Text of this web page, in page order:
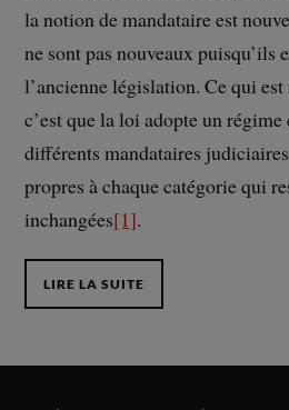
la notion de mandataire est
ne sont pas nouveaux puisqu’ils
l’ancienne législation. Ce qui
c’est que la loi adopte un
différents mandataires
propres à chaque catégorie qui
inchangées[1].
LIRE LA SUITE